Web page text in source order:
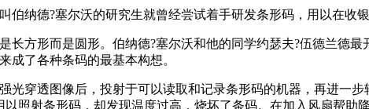
伯纳德?塞尔沃的研究生就曾经尝试着手研发条形码，用以在收
长方形而是圆形。伯纳德?塞尔沃和他的同学约瑟夫?伍德兰德
成了各种条码的最基本构想。
光穿透图像后，投射于可以读取和记录条形码的机器，再进一
照射条形码，却发现温度过高，烧坏了条码。在加入风扇帮助